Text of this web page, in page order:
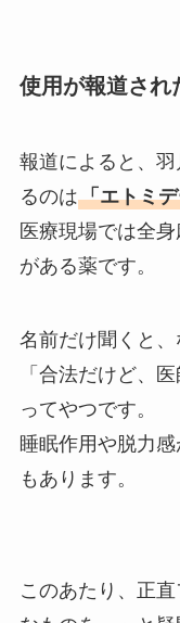
使用が報道され
報道によると、
るのは「エトミ
医療現場では全
がある薬です。
名前だけ聞くと
「合法だけど、
ってやつです。
睡眠作用や脱力
もあります。
このあたり、正